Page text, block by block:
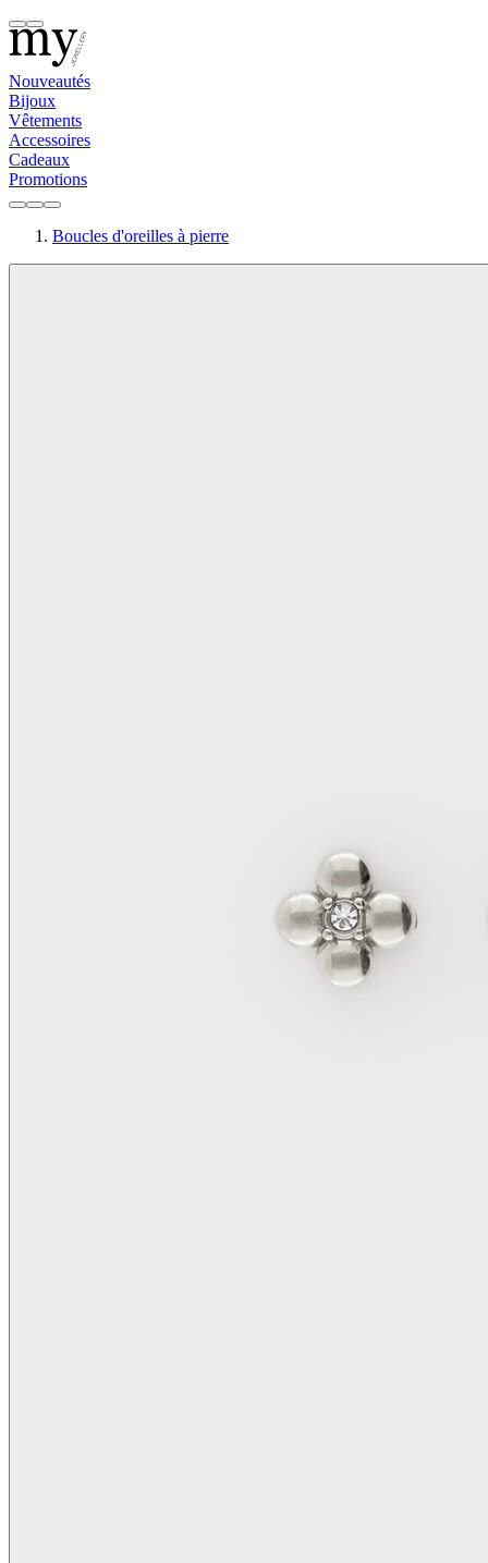
Nouveautés
Bijoux
Vêtements
Accessoires
Cadeaux
Promotions
Boucles d'oreilles à pierre